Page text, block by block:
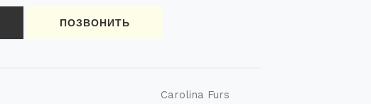
ПОЗВОНИТЬ
Carolina Furs